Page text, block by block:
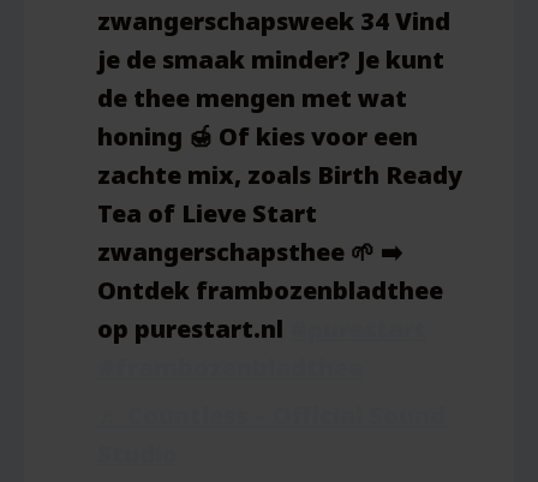
zwangerschapsweek 34 Vind
je de smaak minder? Je kunt
de thee mengen met wat
honing 🍯 Of kies voor een
zachte mix, zoals Birth Ready
Tea of Lieve Start
zwangerschapsthee 🌱 ➡️
Ontdek frambozenbladthee
op purestart.nl